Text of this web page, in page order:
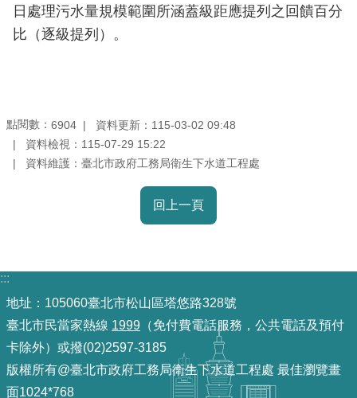
訊
息
紹
府
訊
公
開
日處理污水量規模範圍所涵蓋級距應提列之回饋百分
比（逐級提列）。
點閱數： 6904
資料更新：115-03-02 09:48
資料檢視：115-07-29 15:22
資料維護：臺北市政府工務局衛生下水道工程處
回上一頁
:::
地址：105060臺北市松山區塔悠路328號
臺北市民當家熱線 1999 （免付費電話服務，公共電話及預付
卡除外）或撥(02)2597-3185
版權所有@臺北市政府工務局衛生下水道工程處 最佳瀏覽畫
面1024*768